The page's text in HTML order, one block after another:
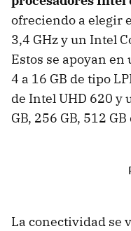
ofreciendo a elegir
3,4 GHz y un Intel
Estos se apoyan
4 a 16 GB de tipo
de Intel UHD 620 y
GB, 256 GB, 512
La conectividad se